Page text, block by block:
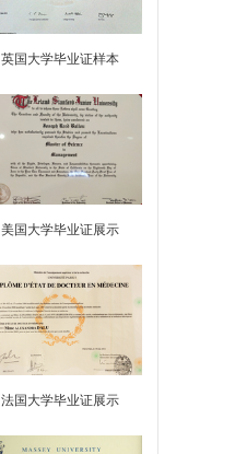
英国大学毕业证样本
美国大学毕业证展示
法国大学毕业证展示